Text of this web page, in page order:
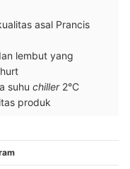
asal Prancis
lembut yang
suhu chiller2°C
produk